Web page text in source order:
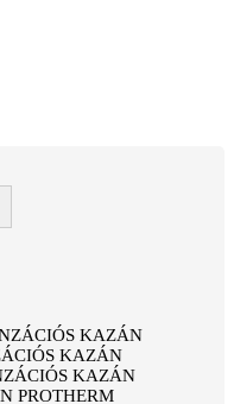
KAZÁN
KAZÁN
KAZÁN
PROTHERM